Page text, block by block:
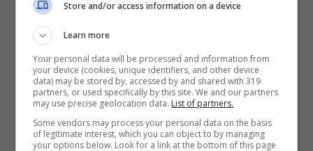
“Sono piccole rabbie che uno conserva.
Non sono felice di questa cosa.
felicissimo di Silvia, felicissimo di come è
sempre allegra, le voglio un bene
dell’anima, mi diverte, è piena di energia.
Però quello che è successo è successo,
Store and/or access information on a device
Learn more
Your personal data will be processed and information from
your device (cookies, unique identifiers, and other device
data) may be stored by, accessed by and shared with 319
partners, or used specifically by this site. We and our partners
may use precise geolocation data. List of partners.
Some vendors may process your personal data on the basis
of legitimate interest, which you can object to by managing
your options below. Look for a link at the bottom of this page